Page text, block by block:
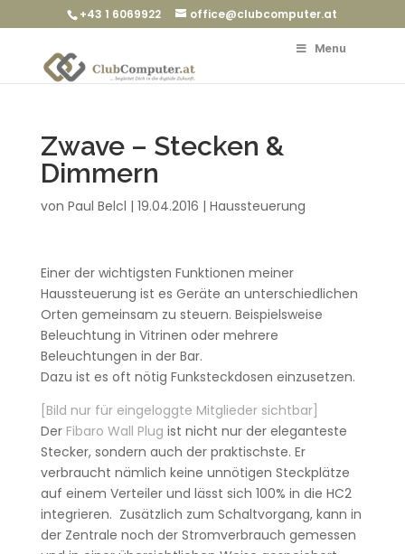
+43 1 6069922 office@clubcomputer.at
Menu
Zwave – Stecken &
Dimmern
von Paul Belcl | 19.04.2016 | Haussteuerung
Einer der wichtigsten Funktionen meiner
Haussteuerung ist es Geräte an unterschiedlichen
Orten gemeinsam zu steuern. Beispielsweise
Beleuchtung in Vitrinen oder mehrere
Beleuchtungen in der Bar.
Dazu ist es oft nötig Funksteckdosen einzusetzen.
[Bild nur für eingeloggte Mitglieder sichtbar]
Der Fibaro Wall Plug ist nicht nur der eleganteste
Stecker, sondern auch der praktischste. Er
verbraucht nämlich keine unnötigen Steckplätze
auf einem Verteiler und lässt sich 100% in die HC2
integrieren. Zusätzlich zum Schaltvorgang, kann in
der Zentrale noch der Stromverbrauch gemessen